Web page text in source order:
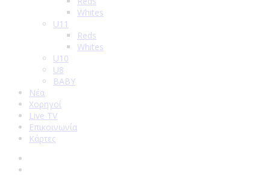
Whites
U11
Reds
Whites
U10
U8
BABY
Νέα
Χορηγοί
Live TV
Επικοινωνία
Κάρτες